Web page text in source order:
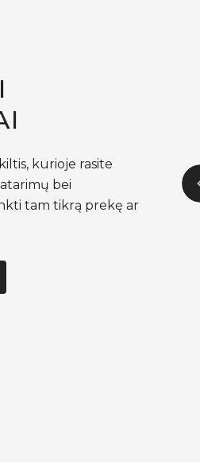
kurioje rasite
bei
tam tikrą prekę ar
METU IŠKYLANČIŲ
PAIEŠKA SU SOMNUS
yra vienas iš dažniausių ir